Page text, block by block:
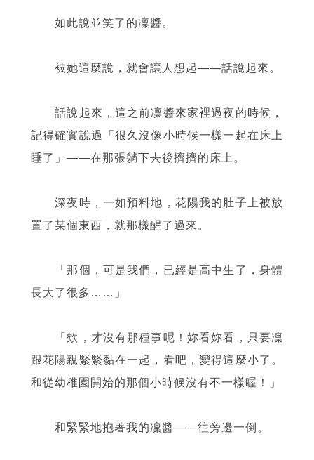
如此說並笑了的凜醬。
被她這麼說，就會讓人想起——話說起來。
話說起來，這之前凜醬來家裡過夜的時候，
記得確實說過「很久沒像小時候一樣一起在床上
睡了」 ——在那張躺下去後擠擠的床上。
深夜時，一如預料地，花陽我的肚子上被放
置了某個東西，就那樣醒了過來。
「那個，可是我們，已經是高中生了，身體
長大了很多……」
「欸，才沒有那種事呢！妳看妳看，只要凜
跟花陽親緊緊黏在一起，看吧，變得這麼小了。
和從幼稚園開始的那個小時候沒有不一樣喔！」
和緊緊地抱著我的凜醬——往旁邊一倒。